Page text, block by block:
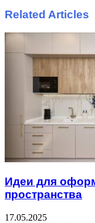
Related Articles
Идеи для
пространства
17.05.2025